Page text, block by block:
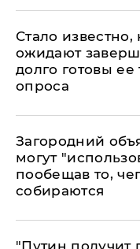
Стало
ожидают
долго готовы ее
опроса
Загородний
могут
пообещав то,
собираются